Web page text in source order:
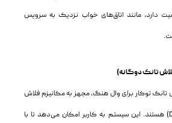
دارد، مانند اتاق‌های خواب نزدیک به سرویس
تانک دوگانه)
تانک توکار برای وال هنگ، مجهز به مکانیزم فلاش
تانک دوگانه (Dual Flush) هستند. این سیستم به کاربر امکان می‌دهد تا با